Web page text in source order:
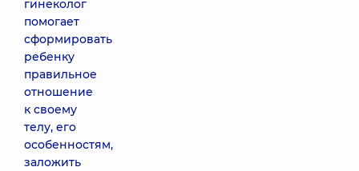
гинеколог
помогает
сформировать
ребенку
правильное
отношение
к своему
телу, его
особенностям,
заложить